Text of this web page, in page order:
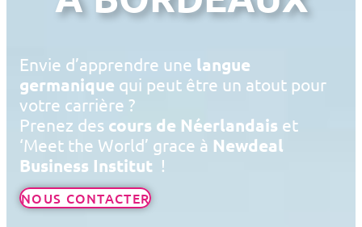
Envie d’apprendre une langue
germanique qui peut être un atout pour
votre carrière ?
Prenez des cours de Néerlandais et
‘Meet the World’ grace à Newdeal
Business Institut !
NOUS CONTACTER